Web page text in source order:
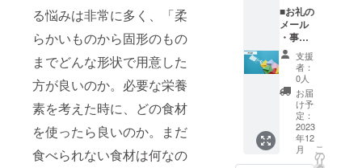
る悩みは⾮常に多く、「柔
らかいものから固形のもの
までどんな形状で⽤意した
⽅が良いのか。必要な栄養
素を考えた時に、どの⾷材
を使ったら良いのか。まだ
⾷べられない⾷材は何なの
「離乳食の
進め方」を
解決しま
す。
■お礼の
メール
・事業
支援し
ていた
だいた
方へお
礼の
メール
を送り
ます。
※事業支
支援
者：
0人
お届
け予
定：
2023
年12
月
こ
の
リ